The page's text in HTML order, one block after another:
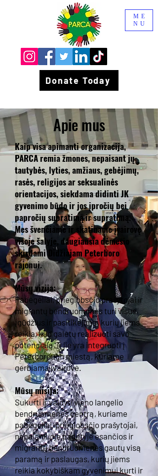
Donate Today
ME
NU
Apie mus
Kaip visa apimanti organizacija,
PARCA remia žmones, nepaisant jų
tautybės, lyties, amžiaus, gebėjimų,
rasės, religijos ar seksualinės
orientacijos, siekdama didinti JK
gyvenimo būdo ir jos įpročių bei
papročių supratimą ir supratimą.
Mes švenčiame ir skatiname įvairovę
visoje šalyje, daugiausia dėmesio
skirdami Didžiajam Peterboro
rajonui.
Mūsų vizija:
Pabėgėliai, prieglobsčio prašytojai ir
migrantų bendruomenės turi visus
įgūdžius ir pasitikėjimą, kurių jiems
reikia, kad galėtų realizuoti savo
potencialą, ir jie yra integruoti į
Peterborough miestą, kuriame
gerbiama įvairovė.
Mūsų misija:
Sukurti ir valdyti vieno langelio
bendruomenės centrą, kuriame
pabėgėliai, prieglobsčio prašytojai,
nepalankioje padėtyje esančios ir
migrantų bendruomenės gautų visą
paramą ir paslaugas, kurių jiems
reikia kokybiškam gyvenimui kurti ir